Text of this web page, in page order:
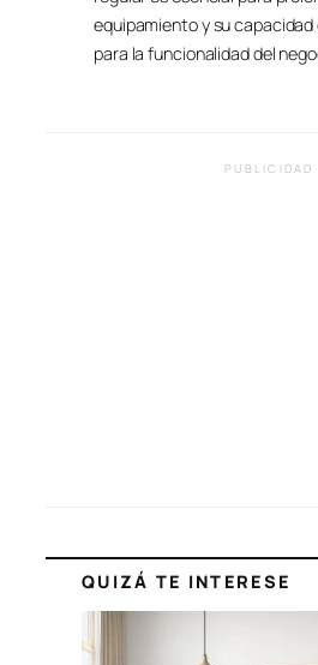
equipamiento y su
para la funcionalidad del
PUBLICIDAD
QUIZÁ TE INTERESE